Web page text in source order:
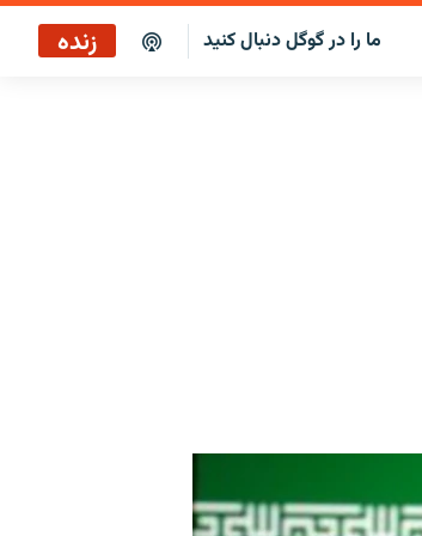
ما را در گوگل دنبال کنید زنده